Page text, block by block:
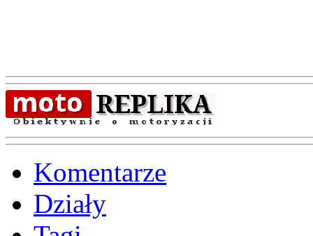
Komentarze
Działy